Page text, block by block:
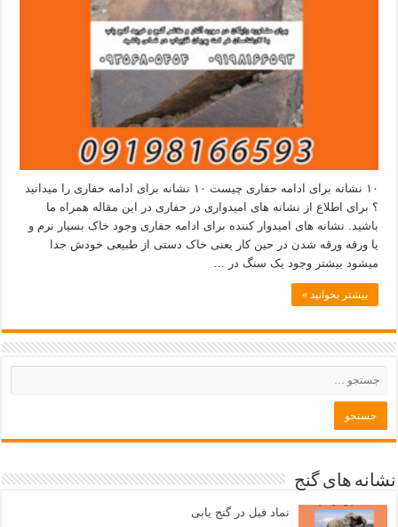
۱۰ نشانه برای ادامه حفاری چیست ۱۰ نشانه برای ادامه حفاری را میدانید
؟ برای اطلاع از نشانه های امیدواری در حفاری در این مقاله همراه ما
باشید. نشانه های امیدوار کننده برای ادامه حفاری وجود خاک بسیار نرم و
یا ورقه ورقه شدن در حین کار یعنی خاک دستی از طبیعی خودش جدا
میشود بیشتر وجود یک سنگ در …
بیشتر بخوانید »
نشانه های گنج
نماد فیل در گنج یابی